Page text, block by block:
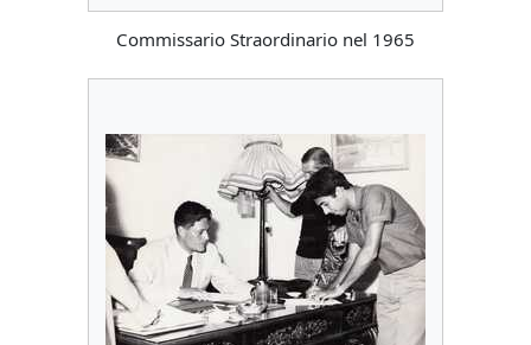
Commissario Straordinario nel 1965